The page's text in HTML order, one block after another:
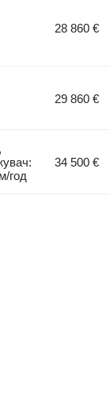
28 860 €
29 860 €
год
34 500 €